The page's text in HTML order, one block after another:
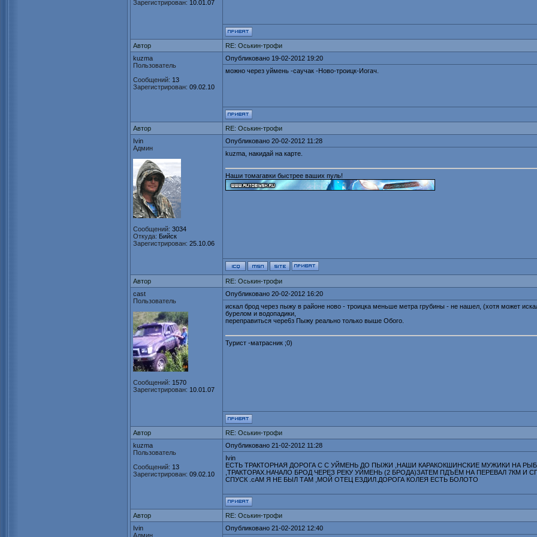
Зарегистрирован: 10.01.07
Автор
RE: Оськин-трофи
kuzma
Пользователь
Сообщений: 13
Зарегистрирован: 09.02.10
Опубликовано 19-02-2012 19:20
можно через уймень -саучак -Ново-троицк-Иогач.
Автор
RE: Оськин-трофи
Ivin
Админ
Сообщений: 3034
Откуда: Бийск
Зарегистрирован: 25.10.06
Опубликовано 20-02-2012 11:28
kuzma, накидай на карте.
Наши томагавки быстрее ваших пуль!
Автор
RE: Оськин-трофи
cast
Пользователь
Сообщений: 1570
Зарегистрирован: 10.01.07
Опубликовано 20-02-2012 16:20
искал брод через пыжу в районе ново - троицка меньше метра грубины - не нашел, (хотя может
бурелом и водопадики,
переправиться чере6з Пыжу реально только выше Обого.
Турист -матрасник ;0)
Автор
RE: Оськин-трофи
kuzma
Пользователь
Сообщений: 13
Зарегистрирован: 09.02.10
Опубликовано 21-02-2012 11:28
Ivin
ЕСТЬ ТРАКТОРНАЯ ДОРОГА С С УЙМЕНЬ ДО ПЫЖИ ,НАШИ КАРАКОКШИНСКИЕ МУЖИКИ НА
,ТРАКТОРАХ.НАЧАЛО БРОД ЧЕРЕЗ РЕКУ УЙМЕНЬ (2 БРОДА)ЗАТЕМ ПДЪЁМ НА ПЕРЕВАЛ 7КМ И
СПУСК .сАМ Я НЕ БЫЛ ТАМ ,МОЙ ОТЕЦ ЕЗДИЛ.ДОРОГА КОЛЕЯ ЕСТЬ БОЛОТО
Автор
RE: Оськин-трофи
Ivin
Админ
Опубликовано 21-02-2012 12:40